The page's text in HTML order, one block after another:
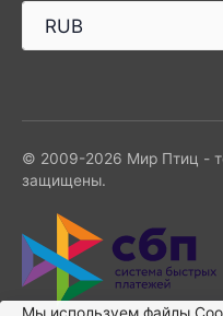
© 2009-2026 Мир Птиц -
защищены.